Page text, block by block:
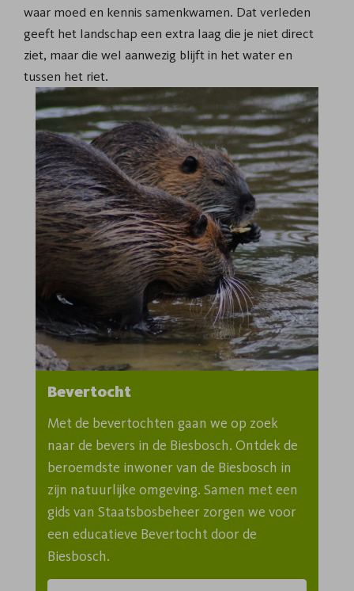
waar moed en kennis samenkwamen. Dat verleden
geeft het landschap een extra laag die je niet direct
ziet, maar die wel aanwezig blijft in het water en
tussen het riet.
Bevertocht
Met de bevertochten gaan we op zoek
naar de bevers in de Biesbosch. Ontdek de
beroemdste inwoner van de Biesbosch in
zijn natuurlijke omgeving. Samen met een
gids van Staatsbosbeheer zorgen we voor
een educatieve Bevertocht door de
Biesbosch.